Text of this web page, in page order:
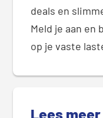
deals en
Meld je aan en
op je vaste
Lees